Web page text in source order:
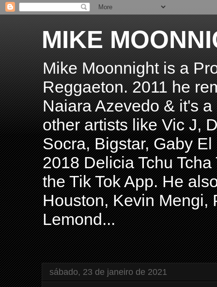
MIKE
Mike Moonnight is a
Reggaeton. 2011 he
Naiara Azevedo & it's
other artists like Vic J,
Socra, Bigstar, Gaby
2018 Delicia Tchu
the Tik Tok App. He
Houston, Kevin Mengi,
Lemond...
sábado, 23 de janeiro de 2021